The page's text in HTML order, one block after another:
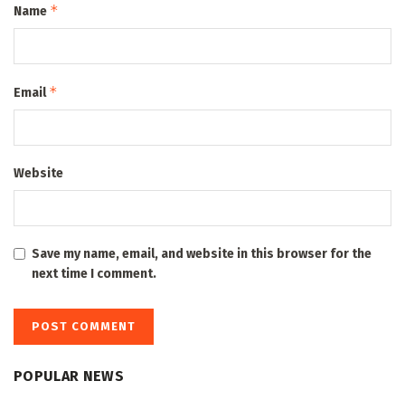
Name *
Email*
Website
Save my name, email, and website in this browser for the
next time I comment.
POPULAR NEWS